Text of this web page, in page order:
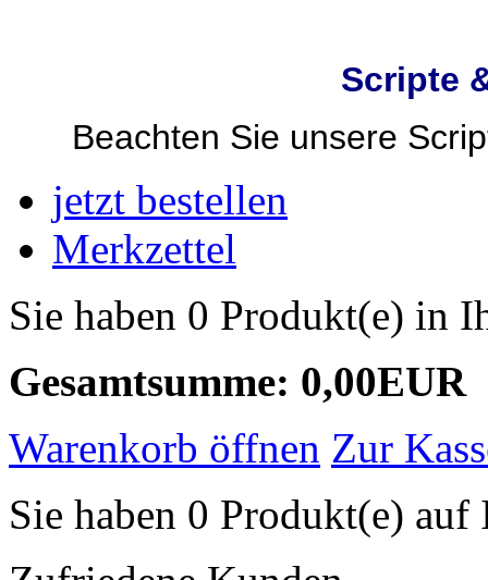
Scripte
Beachten Sie unsere
jetzt bestellen
Merkzettel
Sie haben 0 Produkt(e) in
Gesamtsumme: 0,00EUR
Warenkorb öffnen Zur
Sie haben 0 Produkt(e)